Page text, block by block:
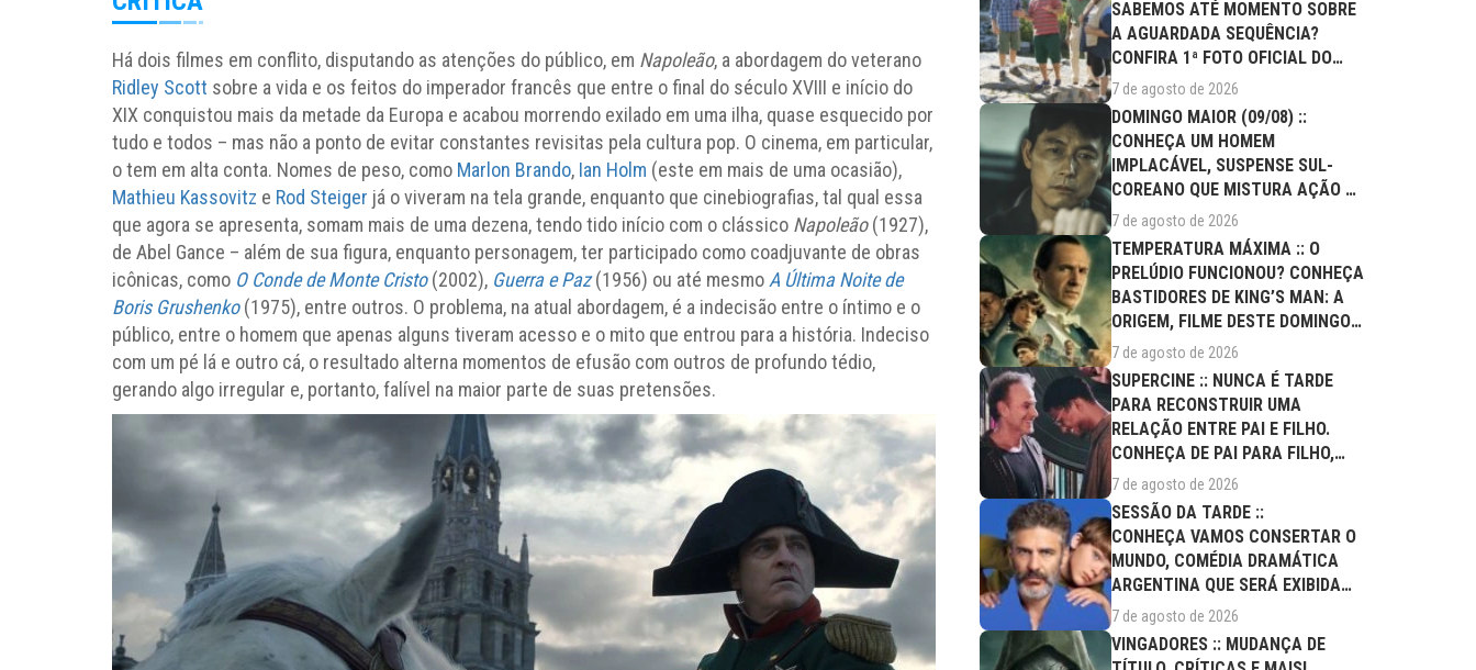
Há dois filmes em conflito, disputando as atenções do público, em Napoleão, a abordagem do veterano
Ridley Scott sobre a vida e os feitos do imperador francês que entre o final do século XVIII e início do
XIX conquistou mais da metade da Europa e acabou morrendo exilado em uma ilha, quase esquecido por
tudo e todos – mas não a ponto de evitar constantes revisitas pela cultura pop. O cinema, em particular,
o tem em alta conta. Nomes de peso, como Marlon Brando, Ian Holm (este em mais de uma ocasião),
Mathieu Kassovitz e Rod Steiger já o viveram na tela grande, enquanto que cinebiografias, tal qual essa
que agora se apresenta, somam mais de uma dezena, tendo tido início com o clássico Napoleão(1927),
de Abel Gance – além de sua figura, enquanto personagem, ter participado como coadjuvante de obras
icônicas, como O Conde de Monte Cristo(2002), Guerra e Paz(1956) ou até mesmo A Última Noite de
Boris Grushenko(1975), entre outros. O problema, na atual abordagem, é a indecisão entre o íntimo e o
público, entre o homem que apenas alguns tiveram acesso e o mito que entrou para a história. Indeciso
com um pé lá e outro cá, o resultado alterna momentos de efusão com outros de profundo tédio,
gerando algo irregular e, portanto, falível na maior parte de suas pretensões.
SABEMOS ATÉ MOMENTO SOBRE
A AGUARDADA SEQUÊNCIA?
CONFIRA 1ª FOTO OFICIAL DO
ELENCO!
7 de agosto de 2026
DOMINGO MAIOR (09/08) ::
CONHEÇA UM HOMEM
IMPLACÁVEL, SUSPENSE SUL-
COREANO QUE MISTURA AÇÃO E
DRAMA FAMILIAR
7 de agosto de 2026
TEMPERATURA MÁXIMA :: O
PRELÚDIO FUNCIONOU? CONHEÇA
BASTIDORES DE KING’S MAN: A
ORIGEM, FILME DESTE DOMINGO
(09/08)
7 de agosto de 2026
SUPERCINE :: NUNCA É TARDE
PARA RECONSTRUIR UMA
RELAÇÃO ENTRE PAI E FILHO.
CONHEÇA DE PAI PARA FILHO,
FILME DESTE...
7 de agosto de 2026
SESSÃO DA TARDE ::
CONHEÇA VAMOS CONSERTAR O
MUNDO, COMÉDIA DRAMÁTICA
ARGENTINA QUE SERÁ EXIBIDA
NESTA SEXTA (07/08)
7 de agosto de 2026
VINGADORES :: MUDANÇA DE